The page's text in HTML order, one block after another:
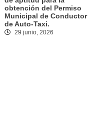
obtención del Permiso
Municipal de Conductor
de Auto-Taxi.
29 junio, 2026